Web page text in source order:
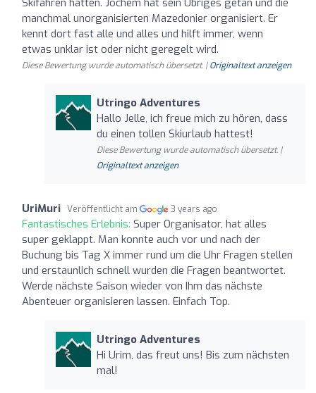
manchmal unorganisierten Mazedonier organisiert. Er
kennt dort fast alle und alles und hilft immer, wenn
etwas unklar ist oder nicht geregelt wird.
Diese Bewertung wurde automatisch übersetzt. |Originaltext anzeigen
Utringo Adventures
Hallo Jelle, ich freue mich zu hören, dass
du einen tollen Skiurlaub hattest!
Diese Bewertung wurde automatisch übersetzt. |
Originaltext anzeigen
UriMuri Veröffentlicht am 3 years ago
Fantastisches Erlebnis: Super Organisator, hat alles
super geklappt. Man konnte auch vor und nach der
Buchung bis Tag X immer rund um die Uhr Fragen stellen
und erstaunlich schnell wurden die Fragen beantwortet.
Werde nächste Saison wieder von Ihm das nächste
Abenteuer organisieren lassen. Einfach Top.
Utringo Adventures
Hi Urim, das freut uns! Bis zum nächsten
mal!